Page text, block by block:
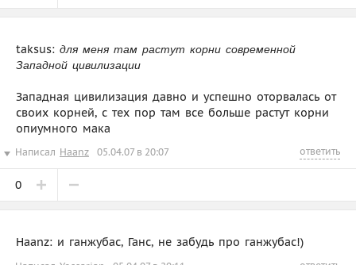
taksus: для меня там растут корни современной
Западной цивилизации
Западная цивилизация давно и успешно оторвалась от
своих корней, с тех пор там все больше растут корни
опиумного мака
Написал Haanz 05.04.07 в 20:07 ответить
0
Haanz: и ганжубас, Ганс, не забудь про ганжубас!)